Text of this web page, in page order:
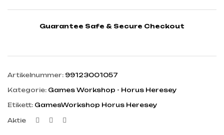
Guarantee Safe & Secure Checkout
Artikelnummer: 99123001057
Kategorie: Games Workshop - Horus Heresey
Etikett: GamesWorkshop Horus Heresey
Aktie Facebook
Twitter